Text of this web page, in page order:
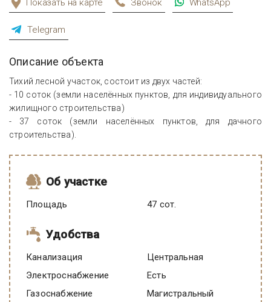
Показать на карте Звонок WhatsApp
Telegram
Описание объекта
Тихий лесной участок, состоит из двух частей:
- 10 соток (земли населённых пунктов, для индивидуального
жилищного строительства)
- 37 соток (земли населённых пунктов, для дачного
строительства).
Об участке
Площадь 47 сот.
Удобства
Канализация
Центральная
Электроснабжение
есть
Газоснабжение
Магистральный